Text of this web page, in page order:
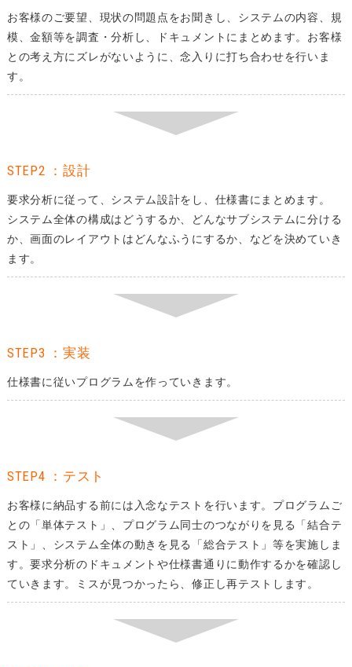
お客様のご要望、現状の問題点をお聞きし、システムの内容、規
模、金額等を調査・分析し、ドキュメントにまとめます。お客様
との考え方にズレがないように、念入りに打ち合わせを行いま
す。
STEP2 ：設計
要求分析に従って、システム設計をし、仕様書にまとめます。
システム全体の構成はどうするか、どんなサブシステムに分ける
か、画面のレイアウトはどんなふうにするか、などを決めていき
ます。
STEP3 ：実装
仕様書に従いプログラムを作っていきます。
STEP4 ：テスト
お客様に納品する前には入念なテストを行います。プログラムご
との「単体テスト」、プログラム同士のつながりを見る「結合テ
スト」、システム全体の動きを見る「総合テスト」等を実施しま
す。要求分析のドキュメントや仕様書通りに動作するかを確認し
ていきます。ミスが見つかったら、修正し再テストします。